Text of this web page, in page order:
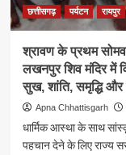
आमजन
की
छत्तीसगढ़ पर्यटन रायपुर
श्रावण के प्रथम
लखनपुर शिव मंदिर में
सुख, शांति, समृद्धि और
Apna Chhattisgarh
धार्मिक आस्था के साथ
पहचान देने के लिए राज्य